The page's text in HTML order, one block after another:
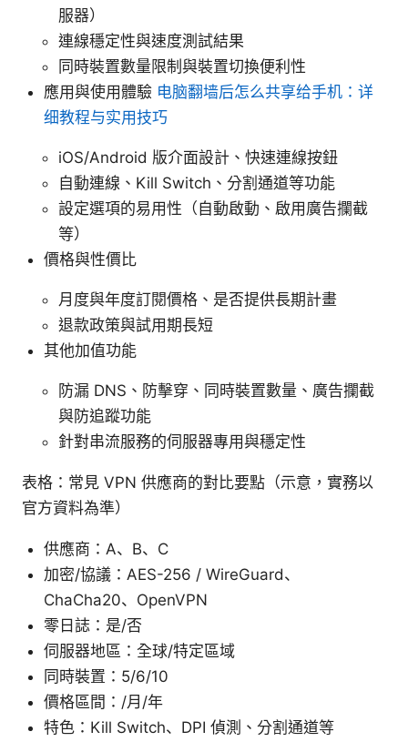
服器）
連線穩定性與速度測試結果
同時裝置數量限制與裝置切換便利性
應用與使用體驗 电脑翻墙后怎么共享给手机：详
细教程与实用技巧
iOS/Android 版介面設計、快速連線按鈕
自動連線、Kill Switch、分割通道等功能
設定選項的易用性（自動啟動、啟用廣告攔截
等）
價格與性價比
月度與年度訂閱價格、是否提供長期計畫
退款政策與試用期長短
其他加值功能
防漏 DNS、防擊穿、同時裝置數量、廣告攔截
與防追蹤功能
針對串流服務的伺服器專用與穩定性
表格：常見 VPN 供應商的對比要點（示意，實務以
官方資料為準）
供應商：A、B、C
加密/協議：AES-256 / WireGuard、
ChaCha20、OpenVPN
零日誌：是/否
伺服器地區：全球/特定區域
同時裝置：5/6/10
價格區間：/月/年
特色：Kill Switch、DPI 偵測、分割通道等